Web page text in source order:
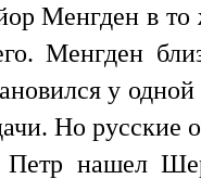
Менгден в
Менгден
у
Но русские
нашел